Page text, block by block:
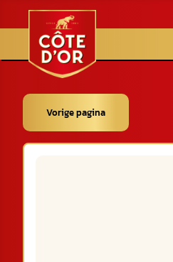
Vorige pagina